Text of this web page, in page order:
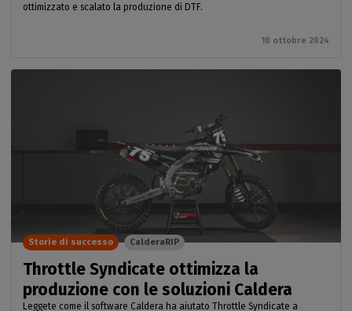
ottimizzato e scalato la produzione di DTF.
10 ottobre 2024
Throttle Syndicate ottimizza la
produzione con le soluzioni Caldera
Leggete come il software Caldera ha aiutato Throttle Syndicate a
Storie di successo CalderaRIP